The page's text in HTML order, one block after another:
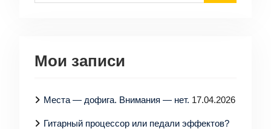
Мои записи
Места — дофига. Внимания — нет. 17.04.2026
Гитарный процессор или педали эффектов?